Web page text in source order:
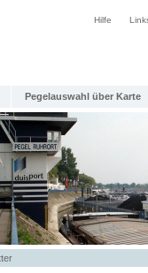
Hilfe
Pegelauswahl über Karte